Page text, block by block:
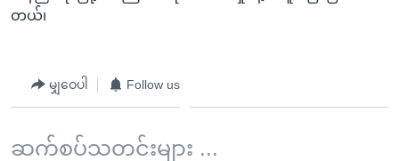
ရန်
ဘာသာစကားများ
တယ်၊
မျှဝေပါ Follow us
ဆက်စပ်သတင်းများ ...